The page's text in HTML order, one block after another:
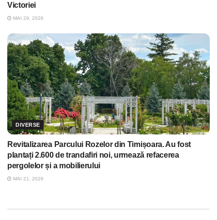
Victoriei
MAI 29, 2026
DIVERSE
Revitalizarea Parcului Rozelor din Timișoara. Au fost
plantați 2.600 de trandafiri noi, urmează refacerea
pergolelor și a mobilierului
MAI 21, 2026